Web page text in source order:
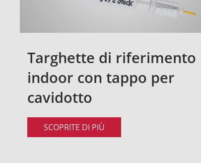
Targhette di riferimento
indoor con tappo per
cavidotto
SCOPRITE DI PIÙ